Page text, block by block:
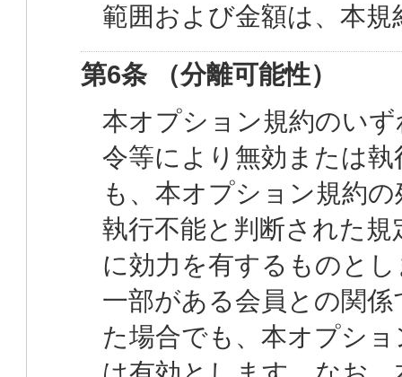
範囲および金額は、本
第6条 （分離可能性）
本オプション規約のい
令等により無効または
も、本オプション規約
執行不能と判断された
に効力を有するものと
一部がある会員との関
た場合でも、本オプシ